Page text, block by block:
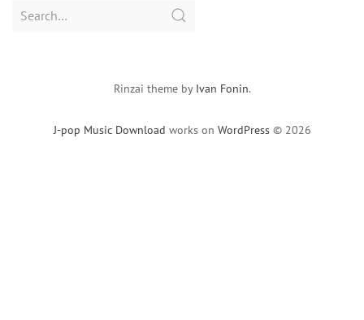
Search
J-pop Music Download works on WordPress © 2026
Rinzai theme by Ivan Fonin.